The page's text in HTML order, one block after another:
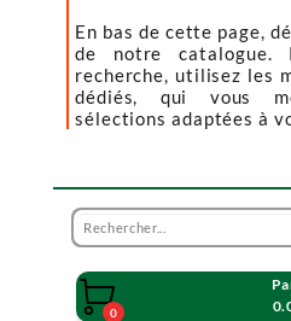
En bas de cette page,
de notre catalogue.
recherche, utilisez les
dédiés, qui vous
sélections adaptées à

0